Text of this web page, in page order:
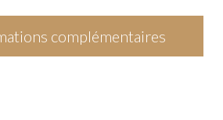
complémentaires